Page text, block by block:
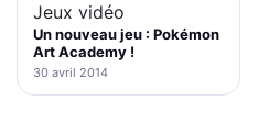
Jeux vidéo
Un nouveau jeu : Pokémon
Art Academy !
30 avril 2014